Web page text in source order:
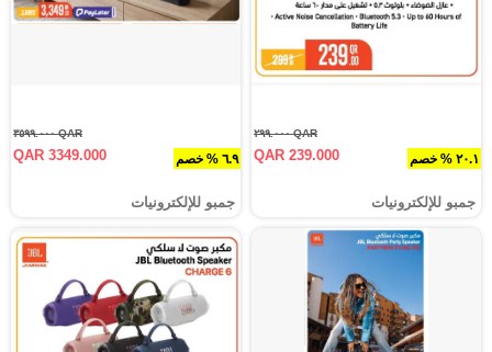
٢٠.١ % خصم
QAR ٢٩٩.٠٠٠
QAR 239.000
جمبو للإلكترونيات
٦.٩ % خصم
QAR ٣٥٩٩.٠٠٠
QAR 3349.000
جمبو للإلكترونيات